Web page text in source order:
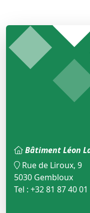
Bâtiment Léon
Rue de Liroux, 9
5030 Gembloux
Tel : +32 81 87 40 01